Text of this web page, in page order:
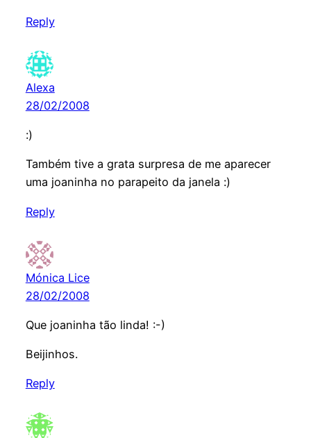
Reply
Alexa
28/02/2008
:)
Também tive a grata surpresa de me aparecer
uma joaninha no parapeito da janela :)
Reply
Mónica Lice
28/02/2008
Que joaninha tão linda! :-)
Beijinhos.
Reply